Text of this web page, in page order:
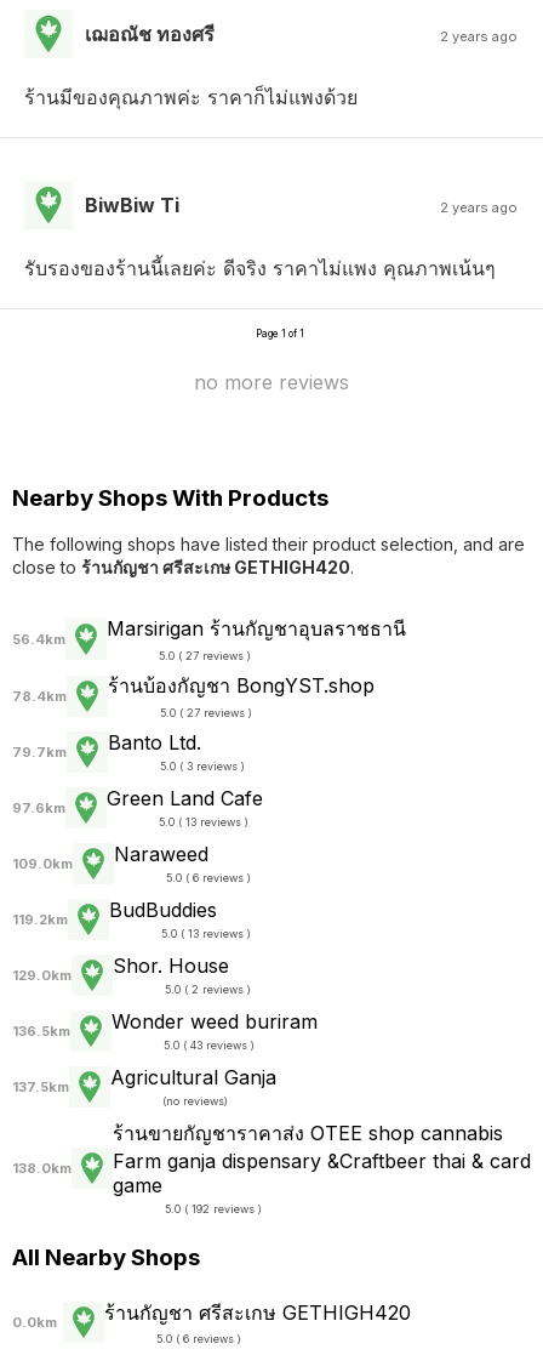
เฌอณัช ทองศรี 2 years ago
ร้านมีของคุณภาพค่ะ ราคาก็ไม่แพงด้วย
BiwBiw Ti 2 years ago
รับรองของร้านนี้เลยค่ะ ดีจริง ราคาไม่แพง คุณภาพเน้นๆ
Page 1 of 1
no more reviews
Nearby Shops With Products
The following shops have listed their product selection, and are
close to ร้านกัญชา ศรีสะเกษ GETHIGH420.
56.4km Marsirigan ร้านกัญชาอุบลราชธานี
5.0 ( 27 reviews )
78.4km ร้านบ้องกัญชา BongYST.shop
5.0 ( 27 reviews )
79.7km Banto Ltd.
5.0 ( 3 reviews )
97.6km Green Land Cafe
5.0 ( 13 reviews )
109.0km Naraweed
5.0 ( 6 reviews )
119.2km BudBuddies
5.0 ( 13 reviews )
129.0km Shor. House
5.0 ( 2 reviews )
136.5km Wonder weed buriram
5.0 ( 43 reviews )
137.5km Agricultural Ganja
(no reviews)
138.0km
ร้านขายกัญชาราคาส่ง OTEE shop cannabis
Farm ganja dispensary &Craftbeer thai & card
game
5.0 ( 192 reviews )
All Nearby Shops
0.0km ร้านกัญชา ศรีสะเกษ GETHIGH420
5.0 ( 6 reviews )